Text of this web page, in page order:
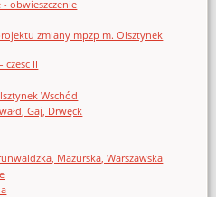
- obwieszczenie
zmiany mpzp m. Olsztynek
czesc II
Wschód
Gaj, Drwęck
Mazurska, Warszawska